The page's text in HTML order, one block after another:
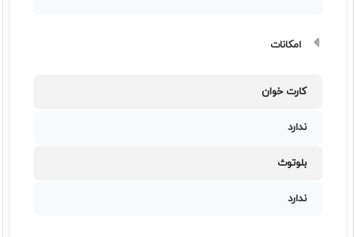
امکانات
کارت خوان
ندارد
بلوتوث
ندارد